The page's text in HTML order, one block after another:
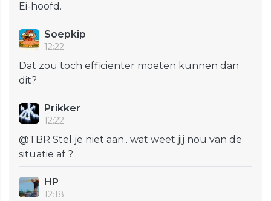
Ei-hoofd.
Soepkip
12:22
Dat zou toch efficiënter moeten kunnen dan
dit?
Prikker
12:22
@TBR Stel je niet aan.. wat weet jij nou van de
situatie af ?
HP
12:18